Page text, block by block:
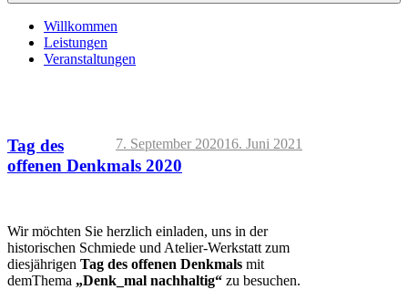
Willkommen
Leistungen
Veranstaltungen
Inhalt
scrollen
Veröffentlicht
am
7. September 202016. Juni 2021
Tag des
offenen Denkmals 2020
Wir möchten Sie herzlich einladen, uns in der
historischen Schmiede und Atelier-Werkstatt zum
diesjährigen Tag des offenen Denkmals mit
demThema „Denk_mal nachhaltig“ zu besuchen.